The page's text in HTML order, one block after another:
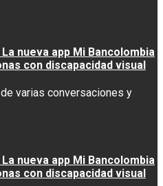
nueva app Mi Bancolombia
con discapacidad visual
varias conversaciones y
nueva app Mi Bancolombia
con discapacidad visual